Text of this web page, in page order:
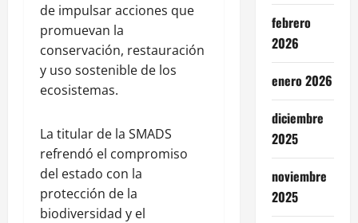
de impulsar acciones que
promuevan la
conservación, restauración
y uso sostenible de los
ecosistemas.
La titular de la SMADS
refrendó el compromiso
del estado con la
protección de la
biodiversidad y el
febrero
2026
enero 2026
diciembre
2025
noviembre
2025